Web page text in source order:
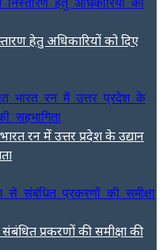
हेतु अधिकारियों को दिए
रन में उत्तर प्रदेश के उद्यान
संबंधित प्रकरणों की समीक्षा की